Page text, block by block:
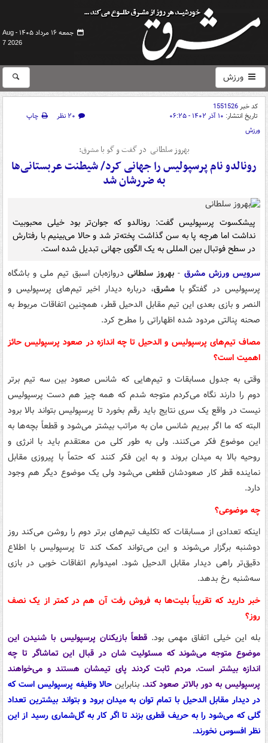
جمعه ۱۶ مرداد ۱۴۰۵ -
Aug
7 2026
ورزش
کد خبر1551526
تاریخ انتشار: ۱۰ آذر ۱۴۰۲ - ۰۶:۲۵ ۲۰ نظر
چاپ
ورزش
بهروز سلطانی در گفت و گو با مشرق:
رونالدو نام پرسپولیس را جهانی کرد/ شیطنت عربستانی‌ها
به ضررشان شد
پیشکسوت پرسپولیس گفت: رونالدو که جوان‌تر بود خیلی محبوبیت
نداشت اما هرچه پا به سن گذاشت پخته‌تر شد و حالا می‌بینیم با رفتارش
در سطح فوتبال بین المللی به یک الگوی جهانی تبدیل شده است.
سرویس ورزش مشرق - بهروز سلطانیدروازه‌بان اسبق تیم ملی و باشگاه
پرسپولیس در گفتگو بامشرق، درباره دیدار اخیر تیم‌های پرسپولیس و
النصر و بازی بعدی این تیم مقابل الدحیل قطر، همچنین اتفاقات مربوط به
صحنه پنالتی مردود شده اظهاراتی را مطرح کرد.
مصاف تیم‌های پرسپولیس و الدحیل تا چه اندازه در صعود پرسپولیس حائز
اهمیت است؟
وقتی به جدول مسابقات و تیم‌هایی که شانس صعود بین سه تیم برتر
دوم را دارند نگاه می‌کردم متوجه شدم که همه چیز هم دست پرسپولیس
نیست در واقع یک سری نتایج باید رقم بخورد تا پرسپولیس بتواند بالا برود
البته که ما اگر ببریم شانس مان به مراتب بیشتر می‌شود و قطعاً بچه‌ها به
این موضوع فکر می‌کنند. ولی به طور کلی من معتقدم باید با انرژی و
روحیه بالا به میدان بروند و به این فکر کنند که حتماً با پیروزی مقابل
نماینده قطر کار صعودشان قطعی می‌شود ولی یک موضوع دیگر هم وجود
دارد.
چه موضوعی؟
اینکه تعدادی از مسابقات که تکلیف تیم‌های برتر دوم را روشن می‌کند روز
دوشنبه برگزار می‌شوند و این می‌تواند کمک کند تا پرسپولیس با اطلاع
دقیق‌تر راهی دیدار مقابل الدحیل شود. امیدوارم اتفاقات خوبی در بازی
سه‌شنبه رخ بدهد.
خبر دارید که تقریباً بلیت‌ها به فروش رفت آن هم در کمتر از یک نصف
روز؟
بله این خیلی اتفاق مهمی بود.قطعاً بازیکنان پرسپولیس با شنیدن این
موضوع متوجه می‌شوند که مسئولیت شان در قبال این تماشاگر تا چه
اندازه بیشتر است. مردم ثابت کردند پای تیمشان هستند و می‌خواهند
پرسپولیس به دور بالاتر صعود کند. بنابراین حالا وظیفه پرسپولیس است که
در دیدار مقابل الدحیل با تمام توان به میدان برود و بتواند بیشترین تعداد
گلی که می‌شود را به حریف قطری بزند تا اگر کار به گل‌شماری رسید از این
نظر افسوس نخورند.